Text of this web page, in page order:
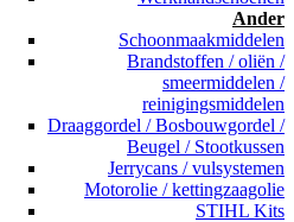
Ander
Schoonmaakmiddelen
Brandstoffen / oliën /
smeermiddelen /
reinigingsmiddelen
Draaggordel / Bosbouwgordel /
Beugel / Stootkussen
Jerrycans / vulsystemen
Motorolie / kettingzaagolie
STIHL Kits